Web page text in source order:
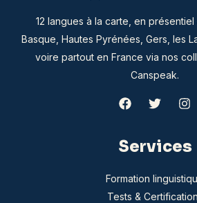
12 langues à la carte, en
Basque, Hautes Pyrénées, Gers, les
voire partout en France via nos
Canspeak.
Services
Formation
Tests &